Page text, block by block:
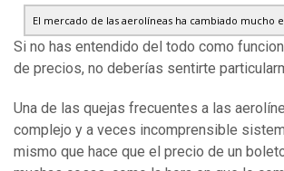
El mercado de las aerolíneas ha cambiado mucho
Si no has entendido del todo como
de precios, no deberías sentirte
Una de las quejas frecuentes a las
complejo y a veces incomprensible
mismo que hace que el precio de un